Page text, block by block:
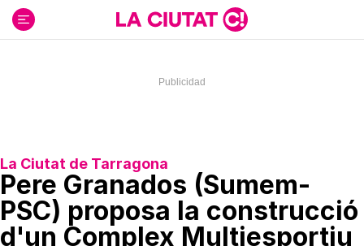
contenido
La Ciutat de Tarragona
Pere Granados (Sumem-
PSC) proposa la construcció
d'un Complex Multiesportiu